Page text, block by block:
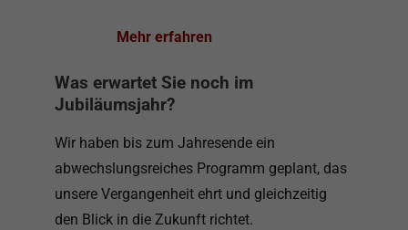
Mehr erfahren
Was erwartet Sie noch im
Jubiläumsjahr?
Wir haben bis zum Jahresende ein
abwechslungsreiches Programm geplant, das
unsere Vergangenheit ehrt und gleichzeitig
den Blick in die Zukunft richtet.